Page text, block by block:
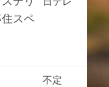
スペ
不定